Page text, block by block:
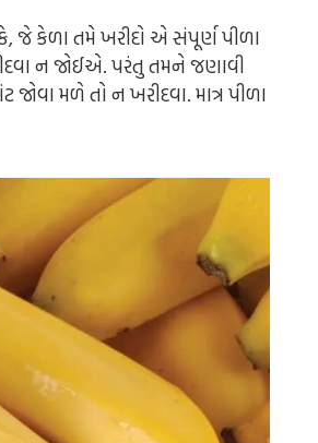
જે કેળા તમે ખરીદો એ સંપૂર્ણ પીળા
ન જોઈએ. પરંતુ તમને જણાવી
મળે તો ન ખરીદવા. માત્ર પીળા